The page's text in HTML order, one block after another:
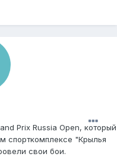
Prix Russia Open, который
спорткомплексе "Крылья
свои бои.